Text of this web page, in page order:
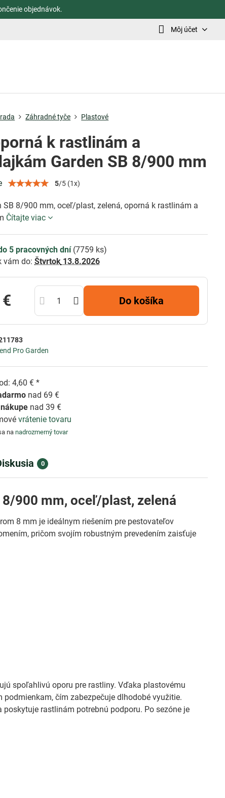
objednávok.
Môj účet
Záhradné tyče Plastové
k rastlinám a
Garden SB 8/900 mm
5/5 (1x)
SB 8/900 mm, oceľ/plast, zelená, oporná k rastlinám a
Čítajte viac
5 pracovných dní (7759 ks)
vám do:Štvrtok 13.8.2026
Do košíka
Pro Garden
4,60 € *
nad 69 €
nad 39 €
vrátenie tovaru
nanadrozmerný tovar
0
900 mm, oceľ/plast, zelená
8 mm je ideálnym riešením pre pestovateľov
pričom svojím robustným prevedením zaisťuje
spoľahlivú oporu pre rastliny. Vďaka plastovému
čím zabezpečuje dlhodobé využitie.
rastlinám potrebnú podporu. Po sezóne je